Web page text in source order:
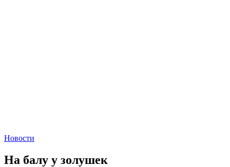
Новости
На балу у золушек